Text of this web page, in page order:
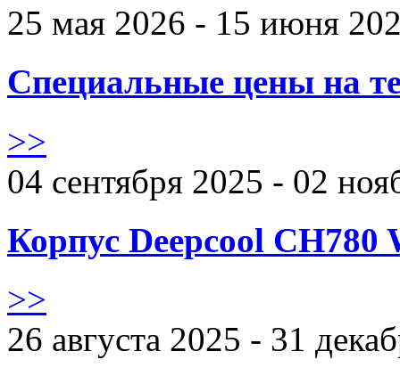
25 мая 2026 - 15 июня
Специальные цены на
>>
04 сентября 2025 - 02
Корпус Deepcool CH780
>>
26 августа 2025 - 31